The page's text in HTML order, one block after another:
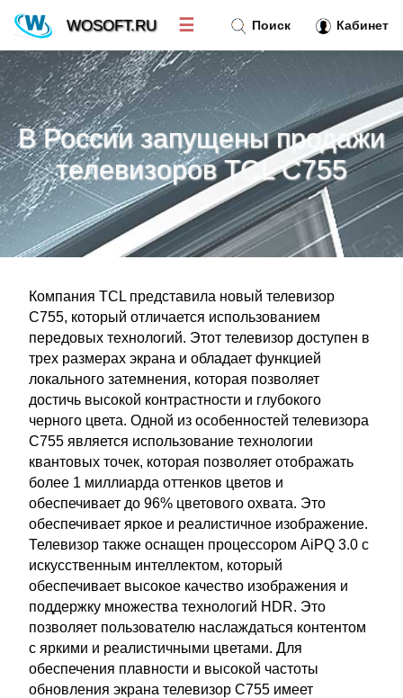
В России запущены продажи
телевизоров TCL C755
Компания TCL представила новый телевизор
C755, который отличается использованием
передовых технологий. Этот телевизор доступен в
трех размерах экрана и обладает функцией
локального затемнения, которая позволяет
достичь высокой контрастности и глубокого
черного цвета. Одной из особенностей телевизора
C755 является использование технологии
квантовых точек, которая позволяет отображать
более 1 миллиарда оттенков цветов и
обеспечивает до 96% цветового охвата. Это
обеспечивает яркое и реалистичное изображение.
Телевизор также оснащен процессором AiPQ 3.0 с
искусственным интеллектом, который
обеспечивает высокое качество изображения и
поддержку множества технологий HDR. Это
позволяет пользователю наслаждаться контентом
с яркими и реалистичными цветами. Для
обеспечения плавности и высокой частоты
обновления экрана телевизор C755 имеет
Поиск Кабинет
WOSOFT.RU ☰
Новости»
Тренд новостей »
Рубрики»
Правила»
Контакт»